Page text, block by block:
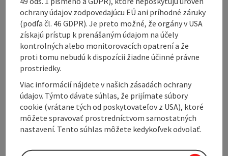
Contact
Opening hours
Arrival
Suitability
ochrany údajov zodpovedajúcu EÚ ani príhodné záruky
(podľa čl. 46 GDPR). Je preto možné, že orgány v USA
získajú prístup k prenášaným údajom na účely
kontrolných alebo monitorovacích opatrení a že
proti tomu nebudú k dispozícii žiadne účinné právne
prostriedky.
Viac informácií nájdete v našich zásadách ochrany
údajov. Týmto dávate súhlas, že prijímate súbory
cookie (vrátane tých od poskytovateľov z USA), ktoré
môžete spravovať prostredníctvom samostatných
nastavení. Tento súhlas môžete kedykoľvek odvolať.